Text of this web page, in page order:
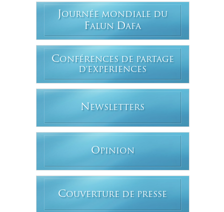
JOURNÉE MONDIALE DU
FALUN DAFA
CONFÉRENCES DE PARTAGE
D'EXPERIENCES
N EWSLETTERS
OPINION
COUVERTURE DE PRESSE